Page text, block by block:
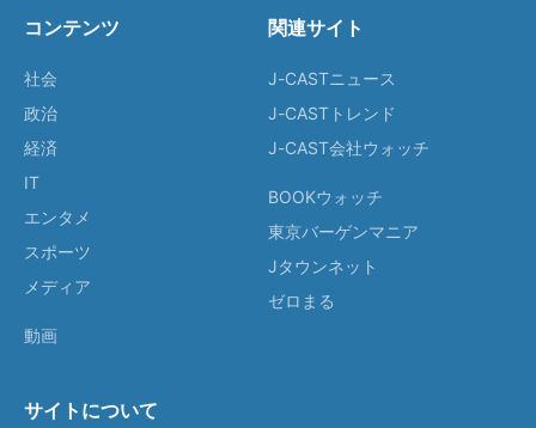
コンテンツ
社会
政治
経済
IT
エンタメ
スポーツ
メディア
動画
関連サイト
J-CASTニュース
J-CASTトレンド
J-CAST会社ウォッチ
BOOKウォッチ
東京バーゲンマニア
Jタウンネット
ゼロまる
サイトについて